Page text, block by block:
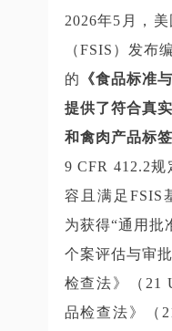
2026年5月，
（FSIS）发布
的 《食品标准
提供了符合真
和禽肉产品标
9 CFR 412.2
容且满足FSIS
为获得“通用批
个案评估与审
检查法》（21
品检查法》（